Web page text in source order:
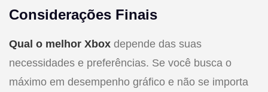
Considerações Finais
Qual o melhor Xbox depende das suas
necessidades e preferências. Se você busca o
máximo em desempenho gráfico e não se importa